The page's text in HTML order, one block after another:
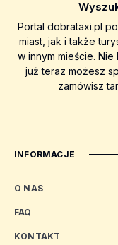
Portal dobrataxi.pl
miast, jak i także
w innym mieście.
już teraz możesz
zamówisz
INFORMACJE
O NAS
FAQ
KONTAKT